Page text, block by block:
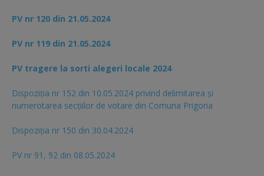
PV nr 120 din 21.05.2024
PV nr 119 din 21.05.2024
PV tragere la sorti alegeri locale 2024
Dispoziția nr 152 din 10.05.2024 privind delimitarea și
numerotarea secțiilor de votare din Comuna Prigoria
Dispoziția nr 150 din 30.04.2024
PV nr 91, 92 din 08.05.2024